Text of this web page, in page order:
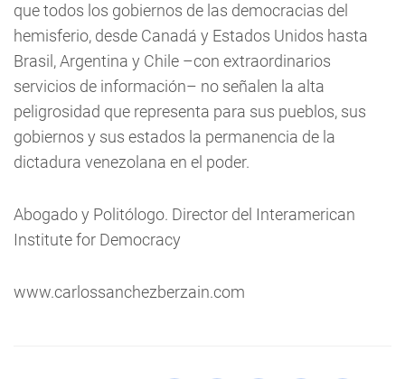
que todos los gobiernos de las democracias del
hemisferio, desde Canadá y Estados Unidos hasta
Brasil, Argentina y Chile –con extraordinarios
servicios de información– no señalen la alta
peligrosidad que representa para sus pueblos, sus
gobiernos y sus estados la permanencia de la
dictadura venezolana en el poder.
Abogado y Politólogo. Director del Interamerican
Institute for Democracy
www.carlossanchezberzain.com